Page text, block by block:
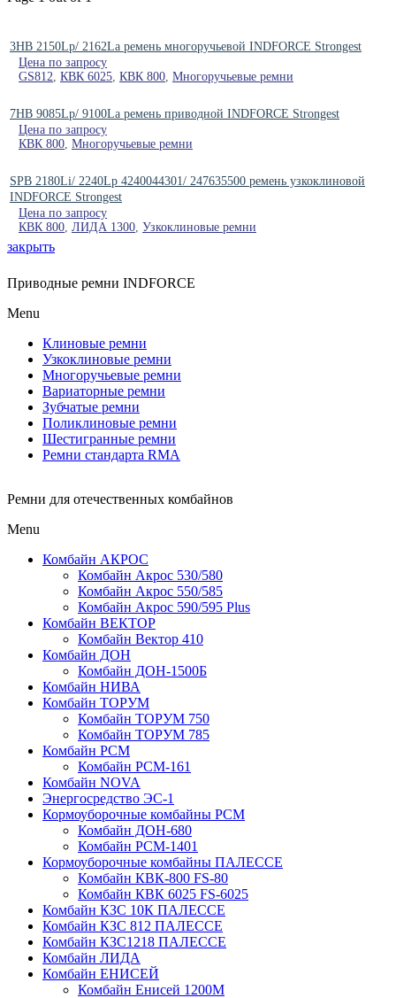
3HB 2150Lp/ 2162La ремень многоручьевой INDFORCE Strongest
Цена по запросу
GS812 КВК 6025 КВК 800 Многоручьевые ремни
7HB 9085Lp/ 9100La ремень приводной INDFORCE Strongest
Цена по запросу
КВК 800 Многоручьевые ремни
SPB 2180Li/ 2240Lp 4240044301/ 247635500 ремень узкоклиновой
INDFORCE Strongest
Цена по запросу
КВК 800 ЛИДА 1300 Узкоклиновые ремни
закрыть
Приводные ремни INDFORCE
Menu
Клиновые ремни
Узкоклиновые ремни
Многоручьевые ремни
Вариаторные ремни
Зубчатые ремни
Поликлиновые ремни
Шестигранные ремни
Ремни стандарта RMA
Ремни для отечественных комбайнов
Menu
Комбайн АКРОС
Комбайн Акрос 530/580
Комбайн Акрос 550/585
Комбайн Акрос 590/595 Plus
Комбайн ВЕКТОР
Комбайн Вектор 410
Комбайн ДОН
Комбайн ДОН-1500Б
Комбайн НИВА
Комбайн ТОРУМ
Комбайн ТОРУМ 750
Комбайн ТОРУМ 785
Комбайн РСМ
Комбайн РСМ-161
Комбайн NOVA
Энергосредство ЭС-1
Кормоуборочные комбайны РСМ
Комбайн ДОН-680
Комбайн РСМ-1401
Кормоуборочные комбайны ПАЛЕССЕ
Комбайн КВК-800 FS-80
Комбайн КВК 6025 FS-6025
Комбайн КЗС 10К ПАЛЕССЕ
Комбайн КЗС 812 ПАЛЕССЕ
Комбайн КЗС1218 ПАЛЕССЕ
Комбайн ЛИДА
Комбайн ЕНИСЕЙ
Комбайн Енисей 1200М